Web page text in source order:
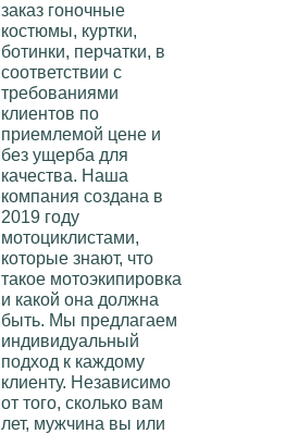
заказ гоночные
костюмы, куртки,
ботинки, перчатки, в
соответствии с
требованиями
клиентов по
приемлемой цене и
без ущерба для
качества. Наша
компания создана в
2019 году
мотоциклистами,
которые знают, что
такое мотоэкипировкa
и какой она должна
быть. Мы предлагаем
индивидуальный
подход к каждому
клиенту. Независимо
от того, сколько вам
лет, мужчинa вы или